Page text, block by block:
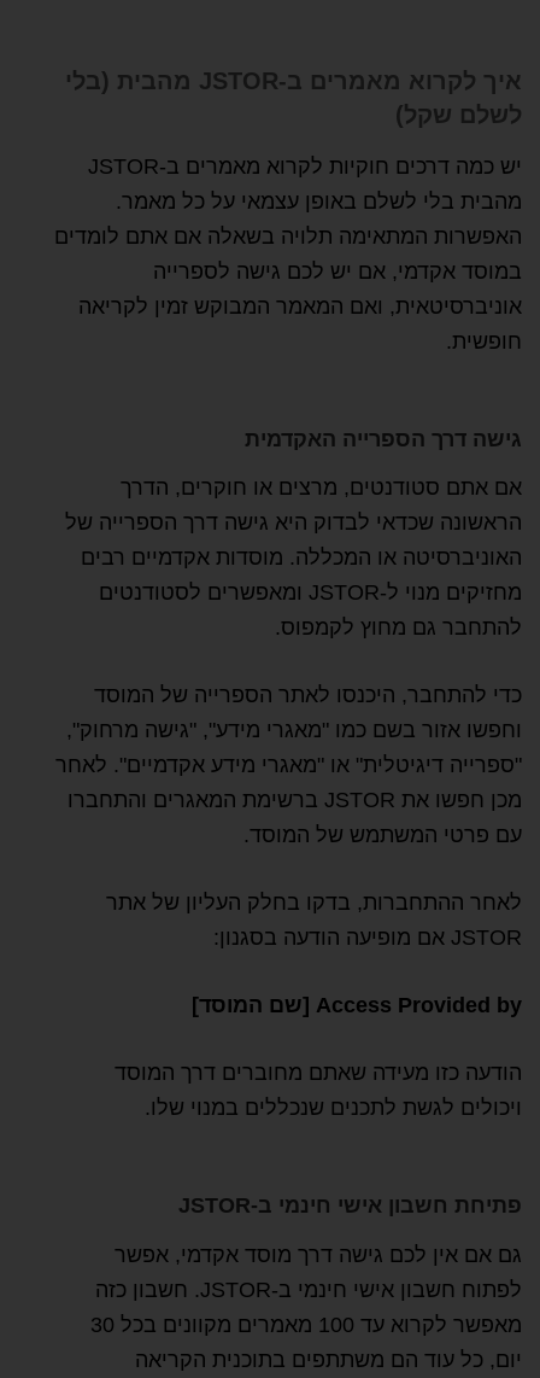
איך לקרוא מאמרים ב-JSTOR מהבית (בלי
לשלם שקל)
יש כמה דרכים חוקיות לקרוא מאמרים ב-JSTOR
מהבית בלי לשלם באופן עצמאי על כל מאמר.
האפשרות המתאימה תלויה בשאלה אם אתם לומדים
במוסד אקדמי, אם יש לכם גישה לספרייה
אוניברסיטאית, ואם המאמר המבוקש זמין לקריאה
חופשית.
גישה דרך הספרייה האקדמית
אם אתם סטודנטים, מרצים או חוקרים, הדרך
הראשונה שכדאי לבדוק היא גישה דרך הספרייה של
האוניברסיטה או המכללה. מוסדות אקדמיים רבים
מחזיקים מנוי ל-JSTOR ומאפשרים לסטודנטים
להתחבר גם מחוץ לקמפוס.
כדי להתחבר, היכנסו לאתר הספרייה של המוסד
וחפשו אזור בשם כמו "מאגרי מידע", "גישה מרחוק",
"ספרייה דיגיטלית" או "מאגרי מידע אקדמיים". לאחר
מכן חפשו את JSTOR ברשימת המאגרים והתחברו
עם פרטי המשתמש של המוסד.
לאחר ההתחברות, בדקו בחלק העליון של אתר
JSTOR אם מופיעה הודעה בסגנון:
Access Provided by [שם המוסד]
הודעה כזו מעידה שאתם מחוברים דרך המוסד
ויכולים לגשת לתכנים שנכללים במנוי שלו.
פתיחת חשבון אישי חינמי ב-JSTOR
גם אם אין לכם גישה דרך מוסד אקדמי, אפשר
לפתוח חשבון אישי חינמי ב-JSTOR. חשבון כזה
מאפשר לקרוא עד 100 מאמרים מקוונים בכל 30
יום, כל עוד הם משתתפים בתוכנית הקריאה